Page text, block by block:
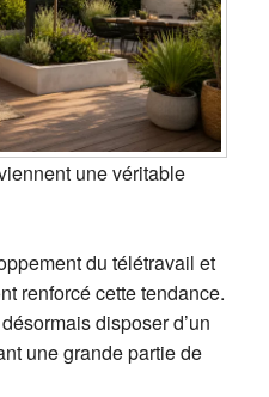
une véritable
du télétravail et
renforcé cette tendance.
disposer d’un
une grande partie de